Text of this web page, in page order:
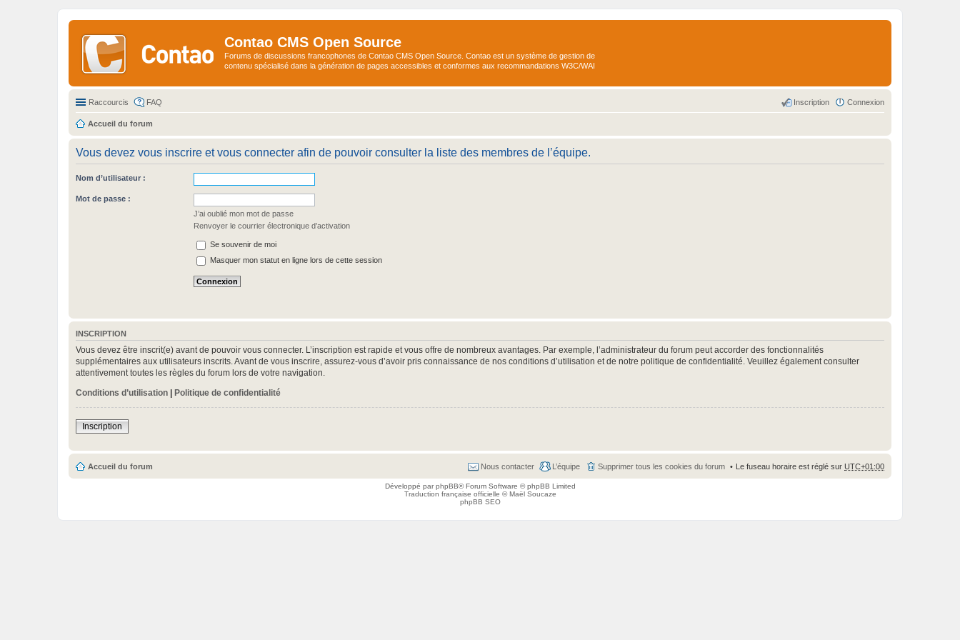
Contao CMS Open Source
Forums de discussions francophones de Contao CMS Open Source. Contao est un système de gestion de
contenu spécialisé dans la génération de pages accessibles et conformes aux recommandations W3C/WAI
Raccourcis FAQ Connexion
Inscription
Accueil du forum
Vous devez vous inscrire et vous connecter afin de pouvoir consulter la liste des membres de l’équipe.
Nom d’utilisateur :
Mot de passe :
J’ai oublié mon mot de passe
Renvoyer le courrier électronique d’activation
Se souvenir de moi
Masquer mon statut en ligne lors de cette session
INSCRIPTION
Vous devez être inscrit(e) avant de pouvoir vous connecter. L’inscription est rapide et vous offre de nombreux avantages. Par exemple, l’administrateur du forum peut accorder des fonctionnalités
supplémentaires aux utilisateurs inscrits. Avant de vous inscrire, assurez-vous d’avoir pris connaissance de nos conditions d’utilisation et de notre politique de confidentialité. Veuillez également consulter
attentivement toutes les règles du forum lors de votre navigation.
Conditions d’utilisation
Politique de confidentialité
Inscription
Accueil du forum Le fuseau horaire est réglé sur UTC+01:00
Supprimer tous les cookies du forum
L’équipe
Nous contacter
Développé parphpBB® Forum Software © phpBB Limited
Traduction française officielle ©Maël Soucaze
phpBB SEO